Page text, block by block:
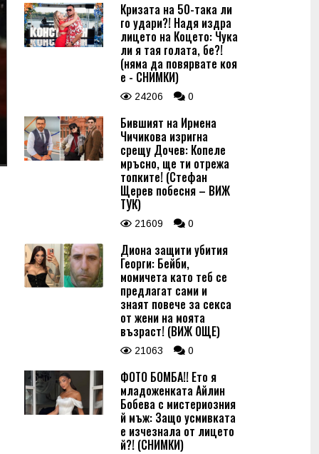
Кризата на 50-така ли
го удари?! Надя издра
лицето на Коцето: Чука
ли я тая голата, бе?!
(няма да повярвате коя
е - СНИМКИ)
24206 0
Бившият на Ирмена
Чичикова изригна
срещу Дочев: Копеле
мръсно, ще ти отрежа
топките! (Стефан
Щерев побесня – ВИЖ
ТУК)
21609 0
Диона защити убития
Георги: Бейби,
момичета като теб се
предлагат сами и
знаят повече за секса
от жени на моята
възраст! (ВИЖ ОЩЕ)
21063 0
ФОТО БОМБА!! Ето я
младоженката Айлин
Бобева с мистериозния
й мъж: Защо усмивката
е изчезнала от лицето
й?! (СНИМКИ)